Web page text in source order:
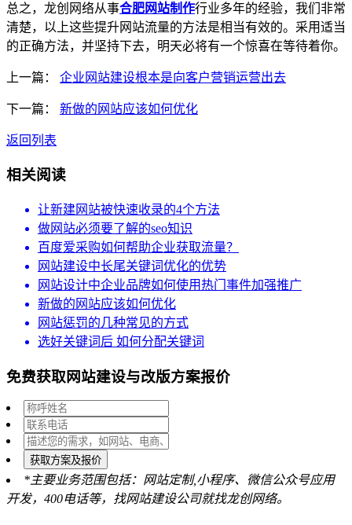
总之，龙创网络从事合肥网站制作行业多年的经验，我们非常
清楚，以上这些提升网站流量的方法是相当有效的。采用适当
的正确方法，并坚持下去，明天必将有一个惊喜在等待着你。
上一篇： 企业网站建设根本是向客户营销运营出去
下一篇： 新做的网站应该如何优化
返回列表
相关阅读
让新建网站被快速收录的4个方法
做网站必须要了解的seo知识
百度爱采购如何帮助企业获取流量？
网站建设中长尾关键词优化的优势
网站设计中企业品牌如何使用热门事件加强推广
新做的网站应该如何优化
网站惩罚的几种常见的方式
选好关键词后 如何分配关键词
免费获取网站建设与改版方案报价
获取方案及报价
*主要业务范围包括：网站定制,小程序、微信公众号应用
开发，400电话等，找网站建设公司就找龙创网络。